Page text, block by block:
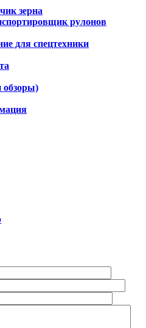
зерна
рулонов
для спецтехники
обзоры)